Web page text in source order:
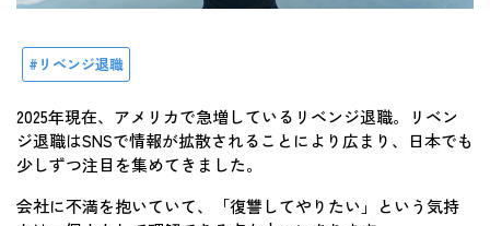
リベンジ退職
2025年現在、アメリカで急増しているリベンジ退職。リベン
ジ退職はSNSで情報が拡散されることにより広まり、日本でも
少しずつ注目を集めてきました。
会社に不満を抱いていて、「復讐してやりたい」という気持